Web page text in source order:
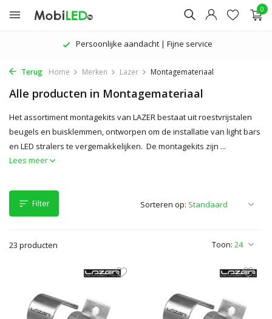
0
Persoonlijke aandacht | Fijne service
Terug Home Merken Lazer Montagemateriaal
Alle producten in Montagemateriaal
Het assortiment montagekits van LAZER bestaat uit roestvrijstalen
beugels en buisklemmen, ontworpen om de installatie van light bars
en LED stralers te vergemakkelijken. De montagekits zijn ...
Lees meer
Filter
23 producten Toon:
Sorteren op: